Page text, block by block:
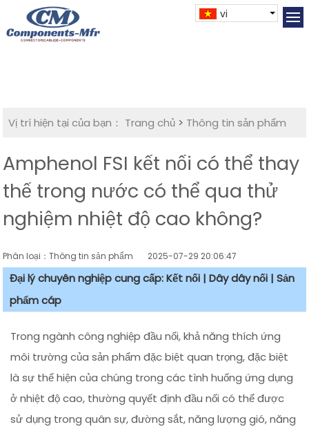
vi
Vị trí hiện tại của bạn： Trang chủ > Thông tin sản phẩm
Amphenol FSI kết nối có thể thay
thế trong nước có thể qua thử
nghiệm nhiệt độ cao không?
Phân loại：Thông tin sản phẩm 2025-07-29 20:06:47
Đại lý chuyên nghiệp cung cấp: Kết nối | Dây dây nối | Sản
phẩm cáp
Trong ngành công nghiệp đầu nối, khả năng thích ứng
môi trường của sản phẩm đặc biệt quan trọng, đặc biệt
là sự thể hiện của chúng trong các tình huống ứng dụng
ở nhiệt độ cao, thường quyết định đầu nối có thể được
sử dụng trong quân sự, đường sắt, năng lượng gió, năng